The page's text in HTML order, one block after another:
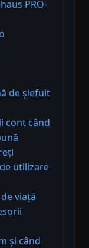
PRO-
de șlefuit
cont când
utilizare
viață
și când